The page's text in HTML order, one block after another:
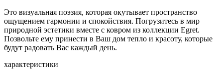
Это визуальная поэзия, которая окутывает пространство
ощущением гармонии и спокойствия. Погрузитесь в мир
природной эстетики вместе с ковром из коллекции Egret.
Позвольте ему принести в Ваш дом тепло и красоту, которые
будут радовать Вас каждый день.
характеристики